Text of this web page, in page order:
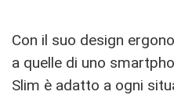
Con il suo design
a quelle di uno
Slim è adatto a ogni